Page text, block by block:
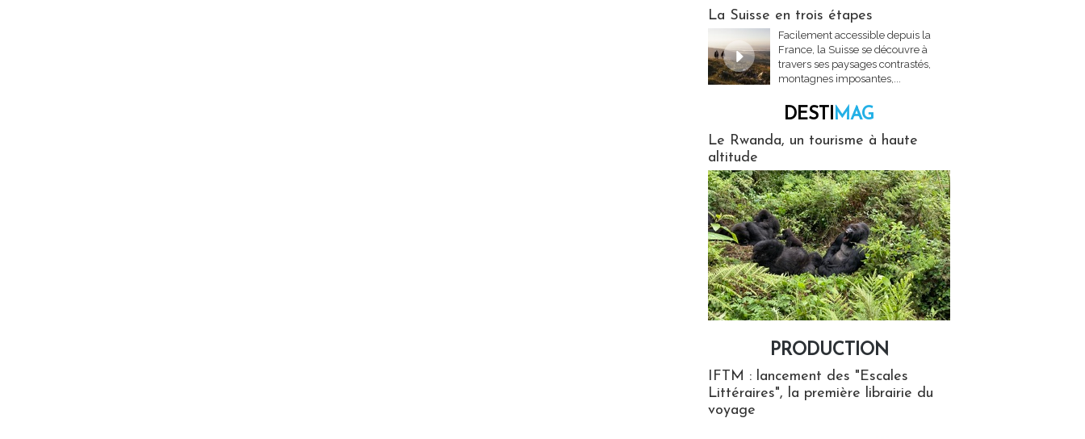
La Suisse en trois étapes
Facilement accessible depuis la
France, la Suisse se découvre à
travers ses paysages contrastés,
montagnes imposantes,...
DESTIMAG
Le Rwanda, un tourisme à haute
altitude
PRODUCTION
IFTM : lancement des "Escales
Littéraires", la première librairie du
voyage